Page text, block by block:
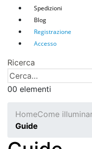
Spedizioni
Blog
Registrazione
Accesso
Ricerca
00 elementi
HomeCome
Guide